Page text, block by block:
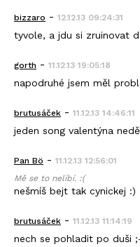
bizzaro - 12.12.13 09:24:31
tyvole, a jdu si zruinovat
gorth - 11.12.13 19:05:18
napodruhé jsem měl
brutusáček - 11.12.13 14:46:11
jeden song valentýna
Pan Bö - 11.12.13 12:56:01
Mě se to nelíbí. :(
nešmíš bejt tak cynickej :)
brutusáček - 11.12.13 11:14:19
nech se pohladit po duši